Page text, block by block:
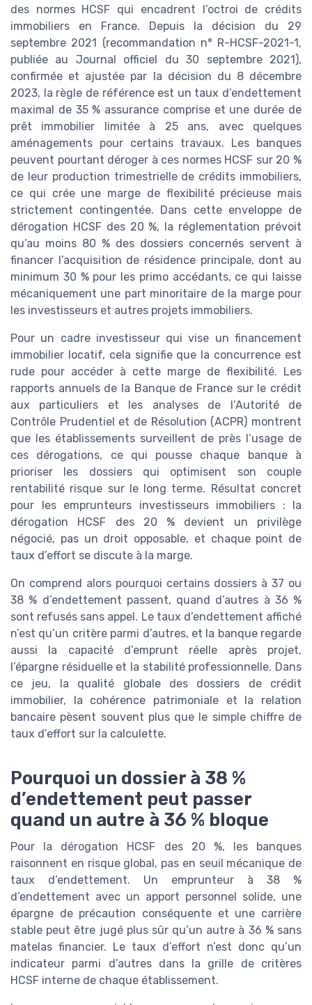
des normes HCSF qui encadrent l’octroi de crédits
immobiliers en France. Depuis la décision du 29
septembre 2021 (recommandation n° R-HCSF-2021-1,
publiée au Journal officiel du 30 septembre 2021),
confirmée et ajustée par la décision du 8 décembre
2023, la règle de référence est un taux d’endettement
maximal de 35 % assurance comprise et une durée de
prêt immobilier limitée à 25 ans, avec quelques
aménagements pour certains travaux. Les banques
peuvent pourtant déroger à ces normes HCSF sur 20 %
de leur production trimestrielle de crédits immobiliers,
ce qui crée une marge de flexibilité précieuse mais
strictement contingentée. Dans cette enveloppe de
dérogation HCSF des 20 %, la réglementation prévoit
qu’au moins 80 % des dossiers concernés servent à
financer l’acquisition de résidence principale, dont au
minimum 30 % pour les primo accédants, ce qui laisse
mécaniquement une part minoritaire de la marge pour
les investisseurs et autres projets immobiliers.
Pour un cadre investisseur qui vise un financement
immobilier locatif, cela signifie que la concurrence est
rude pour accéder à cette marge de flexibilité. Les
rapports annuels de la Banque de France sur le crédit
aux particuliers et les analyses de l’Autorité de
Contrôle Prudentiel et de Résolution (ACPR) montrent
que les établissements surveillent de près l’usage de
ces dérogations, ce qui pousse chaque banque à
prioriser les dossiers qui optimisent son couple
rentabilité risque sur le long terme. Résultat concret
pour les emprunteurs investisseurs immobiliers : la
dérogation HCSF des 20 % devient un privilège
négocié, pas un droit opposable, et chaque point de
taux d’effort se discute à la marge.
On comprend alors pourquoi certains dossiers à 37 ou
38 % d’endettement passent, quand d’autres à 36 %
sont refusés sans appel. Le taux d’endettement affiché
n’est qu’un critère parmi d’autres, et la banque regarde
aussi la capacité d’emprunt réelle après projet,
l’épargne résiduelle et la stabilité professionnelle. Dans
ce jeu, la qualité globale des dossiers de crédit
immobilier, la cohérence patrimoniale et la relation
bancaire pèsent souvent plus que le simple chiffre de
taux d’effort sur la calculette.
Pourquoi un dossier à 38 %
d’endettement peut passer
quand un autre à 36 % bloque
Pour la dérogation HCSF des 20 %, les banques
raisonnent en risque global, pas en seuil mécanique de
taux d’endettement. Un emprunteur à 38 %
d’endettement avec un apport personnel solide, une
épargne de précaution conséquente et une carrière
stable peut être jugé plus sûr qu’un autre à 36 % sans
matelas financier. Le taux d’effort n’est donc qu’un
indicateur parmi d’autres dans la grille de critères
HCSF interne de chaque établissement.